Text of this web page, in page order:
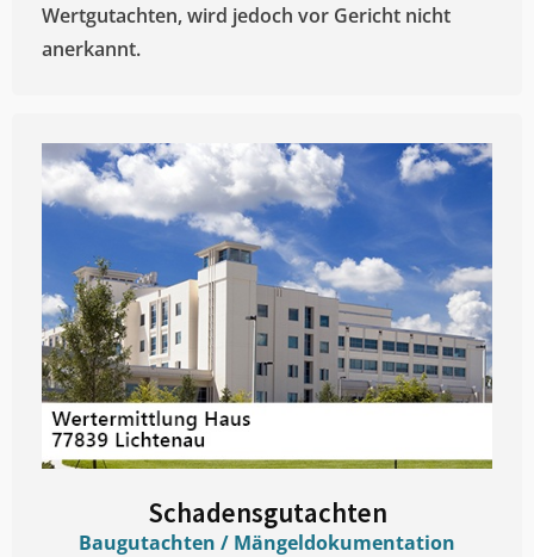
Wertgutachten, wird jedoch vor Gericht nicht
anerkannt.
Schadensgutachten
Baugutachten / Mängeldokumentation